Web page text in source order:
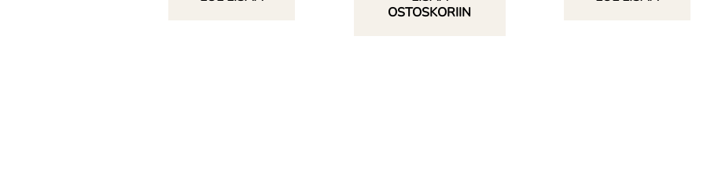
OSTOSKORIIN